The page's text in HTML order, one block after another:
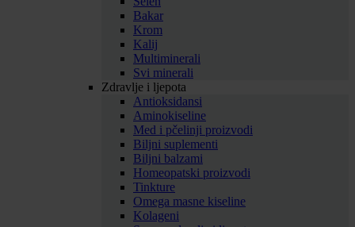
Bakar
Krom
Kalij
Multiminerali
Svi minerali
Zdravlje i ljepota
Antioksidansi
Aminokiseline
Med i pčelinji proizvodi
Biljni suplementi
Biljni balzami
Homeopatski proizvodi
Tinkture
Omega masne kiseline
Kolageni